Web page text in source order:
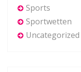
Sports
Sportwetten
Uncategorized